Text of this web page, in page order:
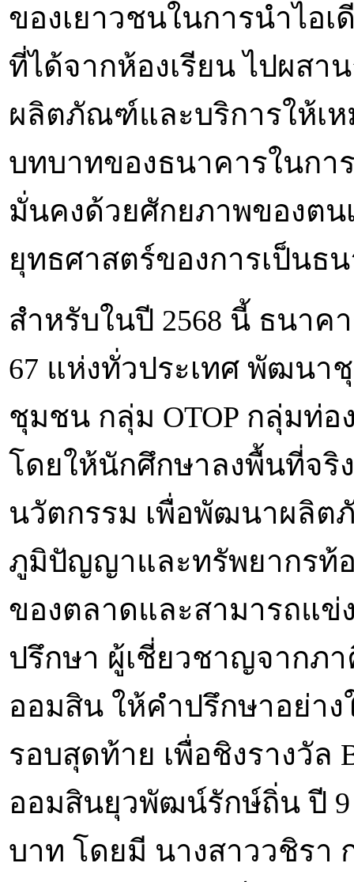
ของเยาวชนในการนำไอ
ที่ได้จากห้องเรียน ไปผส
ผลิตภัณฑ์และบริการให้เ
บทบาทของธนาคารในกา
มั่นคงด้วยศักยภาพของตน
ยุทธศาสตร์ของการเป็นธ
สำหรับในปี 2568 นี้ ธนา
67 แห่งทั่วประเทศ พัฒนา
ชุมชน กลุ่ม OTOP กลุ่มท่
โดยให้นักศึกษาลงพื้นที่จริ
นวัตกรรม เพื่อพัฒนาผลิต
ภูมิปัญญาและทรัพยากรท้
ของตลาดและสามารถแข่
ปรึกษา ผู้เชี่ยวชาญจากภ
ออมสิน ให้คำปรึกษาอย่า
รอบสุดท้าย เพื่อชิงรางวัล
ออมสินยุวพัฒน์รักษ์ถิ่น ปี 9
บาท โดยมี นางสาววชิรา